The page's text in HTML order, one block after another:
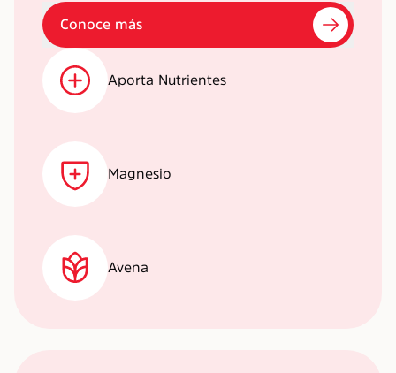
Conoce más
Aporta Nutrientes
Magnesio
Avena